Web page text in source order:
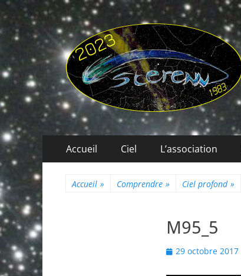
Menu
principal
Accueil Ciel L’association
Accueil » Comprendre » Ciel profond »
M95_5
Posted
29 octobre 2017